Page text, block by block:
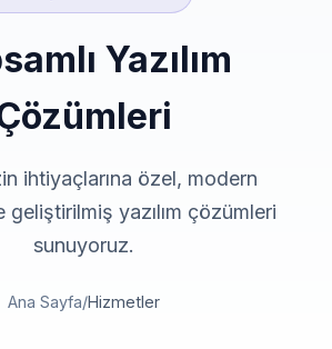
Yazılım
ihtiyaçlarına özel, modern
geliştirilmiş yazılım çözümleri
sunuyoruz.
Ana Sayfa/Hizmetler